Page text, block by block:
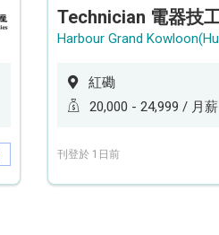
紅磡
20,000 - 24,999 / 月薪
刊登於 1日前